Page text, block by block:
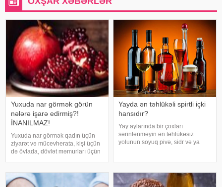
Yuxuda nar görmək görün
nələrə işarə edirmiş?!
İNANILMAZ!
Yuxuda nar görmək qadın üçün
ziyarət və mücevherata, kişi üçün
də övlada, dövlət məmurları üçün
bərəkətinə, tacir üçün çox quru,
xalq üçün yaxşı bir idarəy
Yayda ən təhlükəli spirtli içki
hansıdır?
Yay aylarında bir çoxları
sərinlənməyin ən təhlükəsiz
yolunun soyuq pivə, sidr və ya
az alkoqollu içkilər çox vaxt
zərərsi